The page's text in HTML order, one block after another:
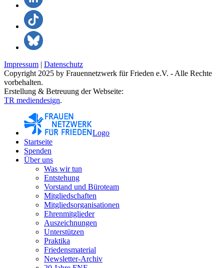
Impressum | Datenschutz
Copyright 2025 by Frauennetzwerk für Frieden e.V. - Alle Rechte
vorbehalten.
Erstellung & Betreuung der Webseite:
TR mediendesign.
Logo
Startseite
Spenden
Über uns
Was wir tun
Entstehung
Vorstand und Büroteam
Mitgliedschaften
Mitgliedsorganisationen
Ehrenmitglieder
Auszeichnungen
Unterstützen
Praktika
Friedensmaterial
Newsletter-Archiv